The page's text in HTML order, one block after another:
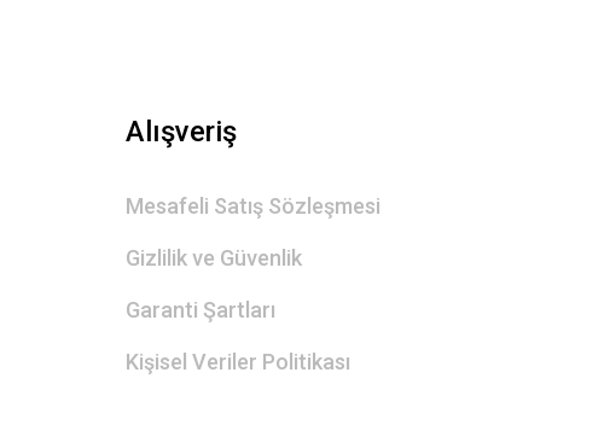
Alışveriş
Mesafeli Satış Sözleşmesi
Gizlilik ve Güvenlik
Garanti Şartları
Kişisel Veriler Politikası